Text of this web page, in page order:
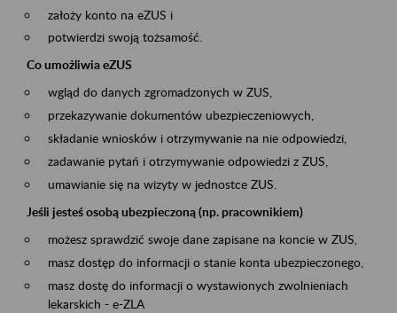
założy konto na eZUS i
potwierdzi swoją tożsamość.
Co umożliwia eZUS
wgląd do danych zgromadzonych w ZUS,
przekazywanie dokumentów ubezpieczeniowych,
składanie wniosków i otrzymywanie na nie odpowiedzi,
zadawanie pytań i otrzymywanie odpowiedzi z ZUS,
umawianie się na wizyty w jednostce ZUS.
Jeśli jesteś osobą ubezpieczoną (np. pracownikiem)
możesz sprawdzić swoje dane zapisane na koncie w ZUS,
masz dostęp do informacji o stanie konta ubezpieczonego,
masz dostę do informacji o wystawionych zwolnieniach
lekarskich - e-ZLA